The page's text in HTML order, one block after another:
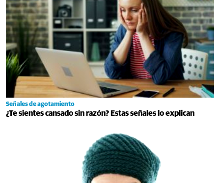
Señales de agotamiento
¿Te sientes cansado sin razón? Estas señales lo explican